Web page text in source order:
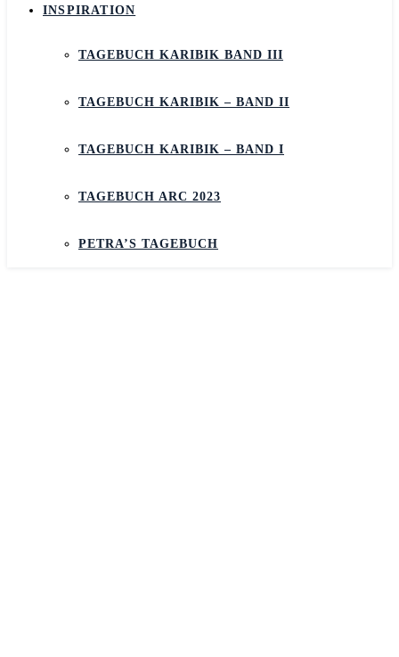
INSPIRATION
TAGEBUCH KARIBIK BAND III
TAGEBUCH KARIBIK – BAND II
TAGEBUCH KARIBIK – BAND I
TAGEBUCH ARC 2023
PETRA’S TAGEBUCH